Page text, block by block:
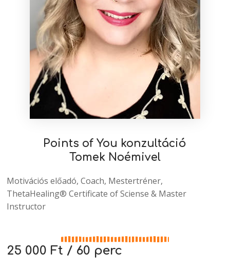
Points of You konzultáció
Tomek Noémivel
Motivációs előadó, Coach, Mestertréner,
ThetaHealing® Certificate of Sciense & Master
Instructor
25 000 Ft / 60 perc